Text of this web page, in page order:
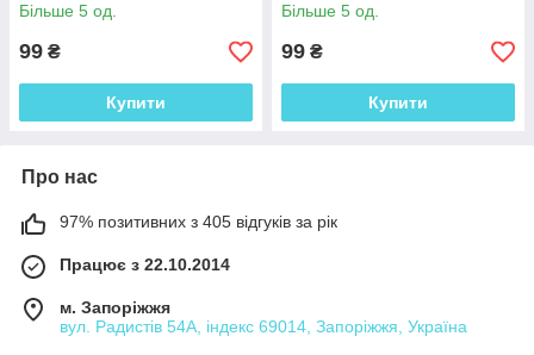
Більше 5 од.
99 ₴
Купити
Більше 5 од.
99 ₴
Купити
Про нас
97% позитивних з 405 відгуків за рік
Працює з 22.10.2014
м. Запоріжжя
вул. Радистів 54А, індекс 69014, Запоріжжя, Україна